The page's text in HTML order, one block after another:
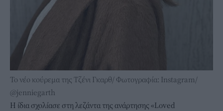
Το νέο κούρεμα της Τζένι Γκαρθ/ Φωτογραφία: Instagram/
@jenniegarth
Η ίδια σχολίασε στη λεζάντα της ανάρτησης «Loved